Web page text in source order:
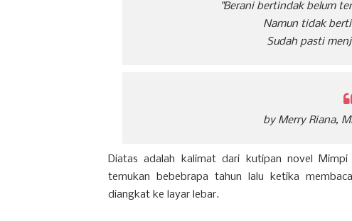
"Berani bertindak belum
Namun tidak
Sudah pasti
by Merry Riana,
Diatas adalah kalimat dari kutipan novel
temukan bebebrapa tahun lalu ketika
diangkat ke layar lebar.